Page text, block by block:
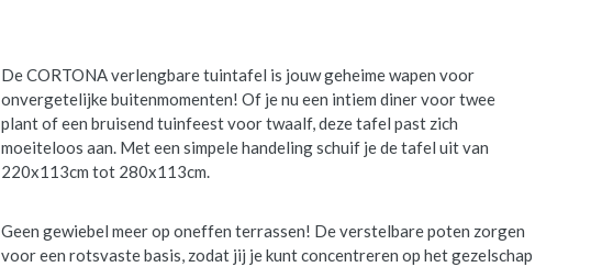
De CORTONA verlengbare tuintafel is jouw geheime wapen voor
onvergetelijke buitenmomenten! Of je nu een intiem diner voor twee
plant of een bruisend tuinfeest voor twaalf, deze tafel past zich
moeiteloos aan. Met een simpele handeling schuif je de tafel uit van
220x113cm tot 280x113cm.
Geen gewiebel meer op oneffen terrassen! De verstelbare poten zorgen
voor een rotsvaste basis, zodat jij je kunt concentreren op het gezelschap